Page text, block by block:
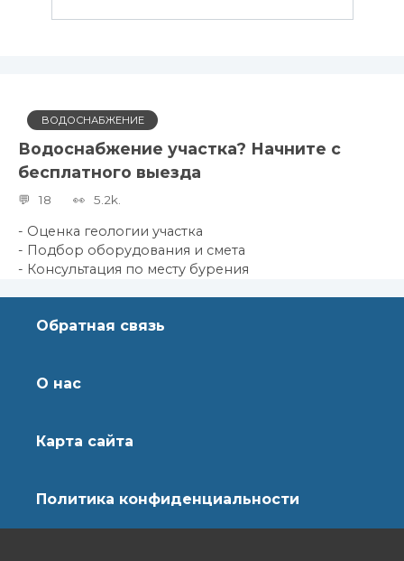
ВОДОСНАБЖЕНИЕ
Водоснабжение участка? Начните с
бесплатного выезда
18 5.2k.
- Оценка геологии участка
- Подбор оборудования и смета
- Консультация по месту бурения
Обратная связь
О нас
Карта сайта
Политика конфиденциальности